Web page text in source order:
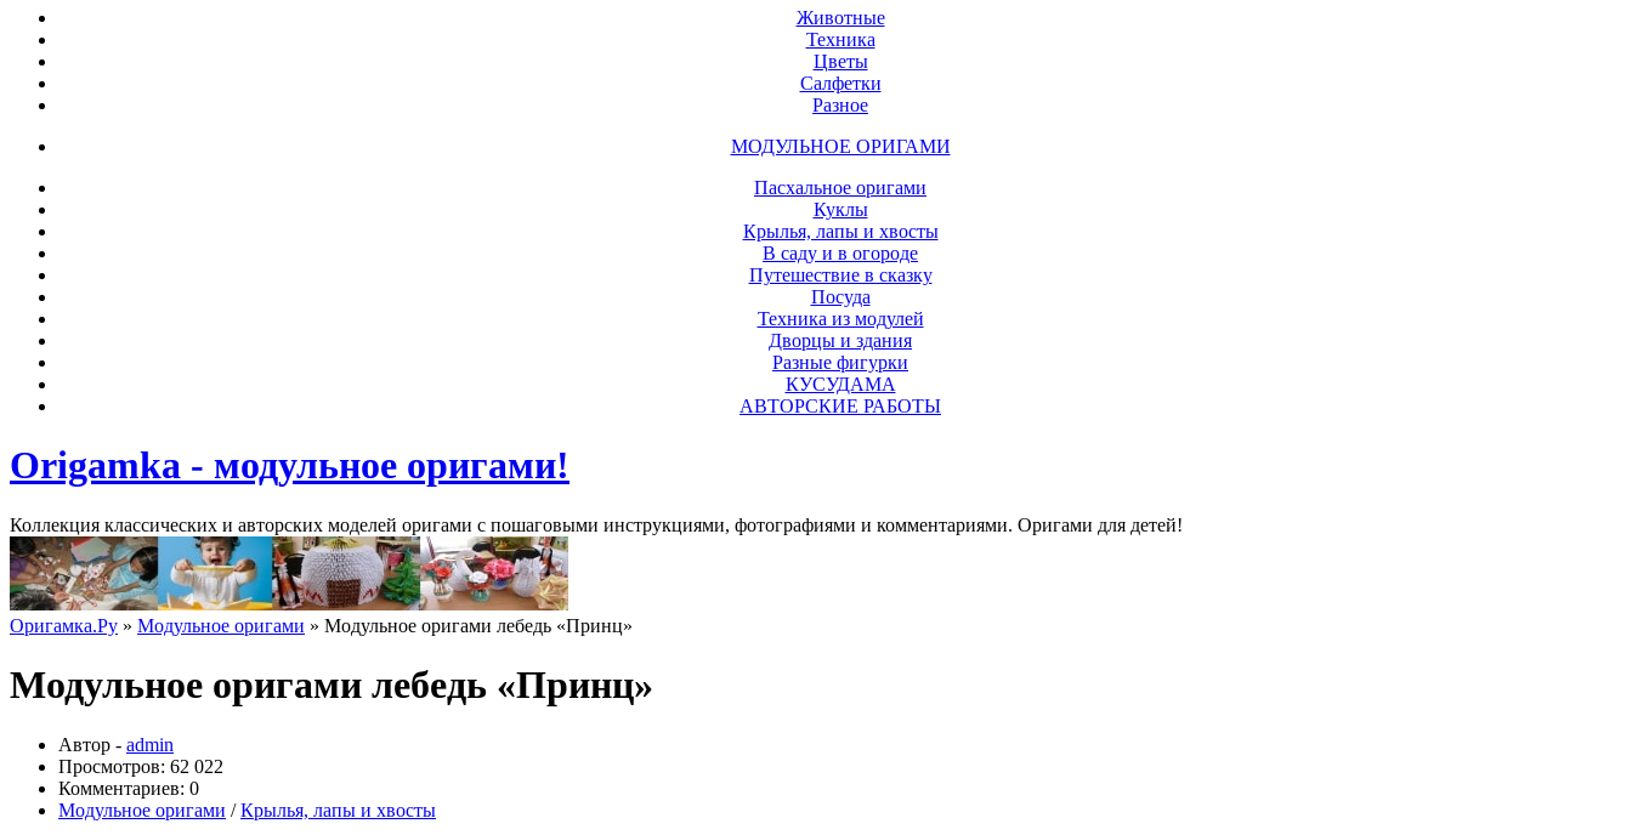
Животные
Техника
Цветы
Салфетки
Разное
МОДУЛЬНОЕ ОРИГАМИ
Пасхальное оригами
Куклы
Крылья, лапы и хвосты
В саду и в огороде
Путешествие в сказку
Посуда
Техника из модулей
Дворцы и здания
Разные фигурки
КУСУДАМА
АВТОРСКИЕ РАБОТЫ
Origamka - модульное оригами!
Коллекция классических и авторских моделей оригами с пошаговыми инструкциями, фотографиями и комментариями. Оригами для детей!
Оригамка.Ру » Модульное оригами » Модульное оригами лебедь «Принц»
Модульное оригами лебедь «Принц»
Автор - admin
Просмотров: 62 022
Комментариев: 0
Модульное оригами /Крылья, лапы и хвосты